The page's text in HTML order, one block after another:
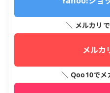
＼ メルカリ
メルカ
＼ Qoo10でメ